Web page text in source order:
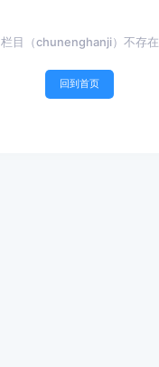
栏目（chunenghanji）不存在
回到首页